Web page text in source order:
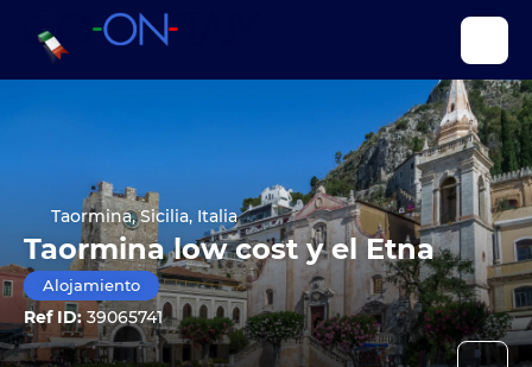
Taormina, Sicilia, Italia
Taormina low cost y el Etna
Alojamiento
Ref ID:39065741